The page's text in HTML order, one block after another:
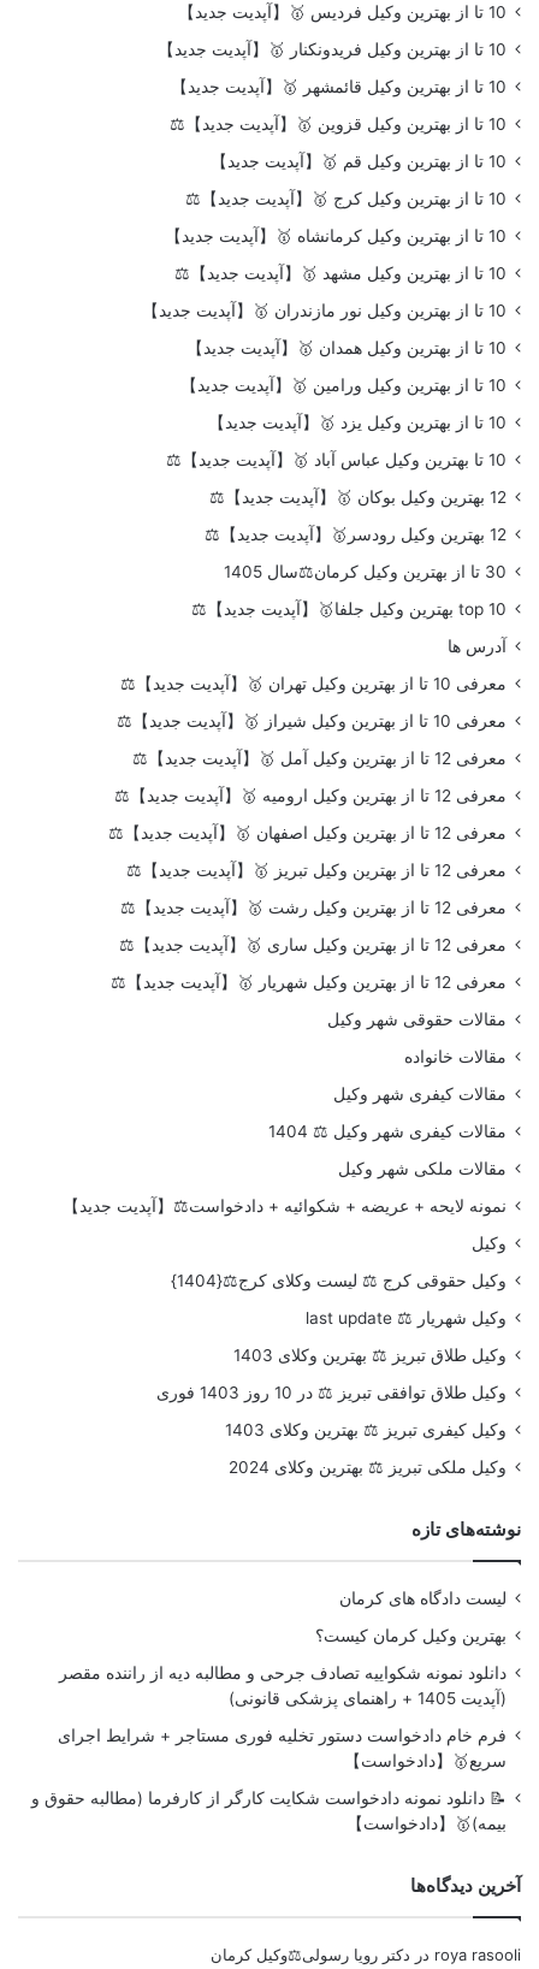
10 تا از بهترین وکیل فردیس 🥇【آپدیت جدید】
10 تا از بهترین وکیل فریدونکنار 🥇【آپدیت جدید】
10 تا از بهترین وکیل قائمشهر 🥇【آپدیت جدید】
10 تا از بهترین وکیل قزوین 🥇【آپدیت جدید】⚖️
10 تا از بهترین وکیل قم 🥇【آپدیت جدید】
10 تا از بهترین وکیل کرج 🥇【آپدیت جدید】⚖️
10 تا از بهترین وکیل کرمانشاه 🥇【آپدیت جدید】
10 تا از بهترین وکیل مشهد 🥇【آپدیت جدید】⚖️
10 تا از بهترین وکیل نور مازندران 🥇【آپدیت جدید】
10 تا از بهترین وکیل همدان 🥇【آپدیت جدید】
10 تا از بهترین وکیل ورامین 🥇【آپدیت جدید】
10 تا از بهترین وکیل یزد 🥇【آپدیت جدید】
10 تا بهترین وکیل عباس آباد 🥇【آپدیت جدید】⚖️
12 بهترین وکیل بوکان 🥇【آپدیت جدید】⚖️
12 بهترین وکیل رودسر🥇【آپدیت جدید】⚖️
30 تا از بهترین وکیل کرمان⚖️سال 1405
top 10 بهترین وکیل جلفا🥇【آپدیت جدید】⚖️
آدرس ها
معرفی 10 تا از بهترین وکیل تهران 🥇【آپدیت جدید】⚖️
معرفی 10 تا از بهترین وکیل شیراز 🥇【آپدیت جدید】⚖️
معرفی 12 تا از بهترین وکیل آمل 🥇【آپدیت جدید】⚖️
معرفی 12 تا از بهترین وکیل ارومیه 🥇【آپدیت جدید】⚖️
معرفی 12 تا از بهترین وکیل اصفهان 🥇【آپدیت جدید】⚖️
معرفی 12 تا از بهترین وکیل تبریز 🥇【آپدیت جدید】⚖️
معرفی 12 تا از بهترین وکیل رشت 🥇【آپدیت جدید】⚖️
معرفی 12 تا از بهترین وکیل ساری 🥇【آپدیت جدید】⚖️
معرفی 12 تا از بهترین وکیل شهریار 🥇【آپدیت جدید】⚖️
مقالات حقوقی شهر وکیل
مقالات خانواده
مقالات کیفری شهر وکیل
مقالات کیفری شهر وکیل ⚖️ 1404
مقالات ملکی شهر وکیل
نمونه لایحه + عریضه + شکوائیه + دادخواست⚖️【آپدیت جدید】
وکیل
وکیل حقوقی کرج ⚖️ لیست وکلای کرج⚖️{1404}
وکیل شهریار ⚖️ last update
وکیل طلاق تبریز ⚖️ بهترین وکلای 1403
وکیل طلاق توافقی تبریز ⚖️ در 10 روز 1403 فوری
وکیل کیفری تبریز ⚖️ بهترین وکلای 1403
وکیل ملکی تبریز ⚖️ بهترین وکلای 2024
نوشته‌های تازه
لیست دادگاه های کرمان
بهترین وکیل کرمان کیست؟
دانلود نمونه شکواییه تصادف جرحی و مطالبه دیه از راننده مقصر
(آپدیت 1405 + راهنمای پزشکی قانونی)
فرم خام دادخواست دستور تخلیه فوری مستاجر + شرایط اجرای
سریع🥇【دادخواست】
📝 دانلود نمونه دادخواست شکایت کارگر از کارفرما (مطالبه حقوق و
بیمه)🥇【دادخواست】
آخرین دیدگاه‌ها
roya rasooli در دکتر رویا رسولی⚖️وکیل کرمان